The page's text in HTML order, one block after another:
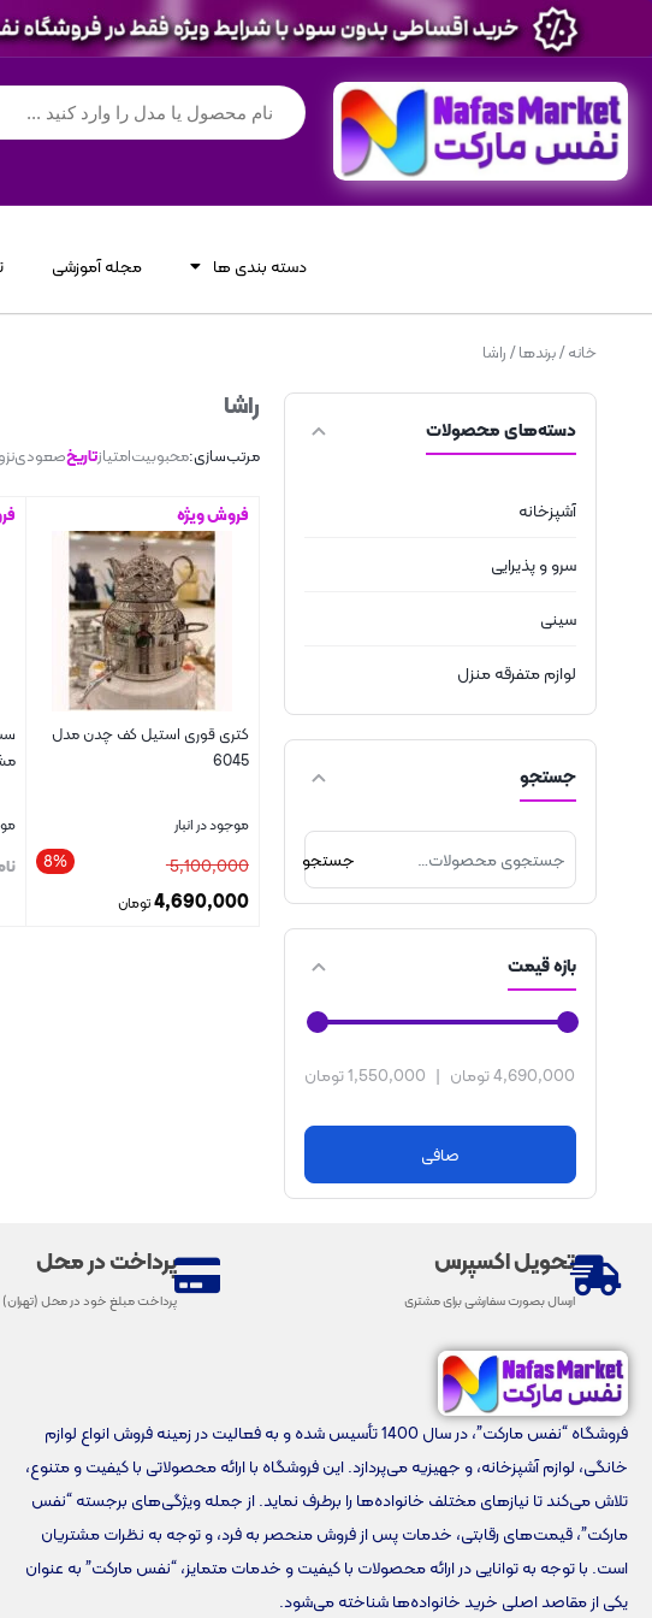
دسته بندی ها مجله آموزشی
خانه/ برندها / راشا
دسته‌های محصولات
آشپزخانه
سرو و پذیرایی
سینی
لوازم متفرقه منزل
جستجو
جستجو
بازه قیمت
1,550,000 تومان | 4,690,000 تومان
صافی
راشا
مرتب‌سازی:محبوبیتامتیازتاریخصعودی
فروش ویژه
کتری قوری استیل کف چدن مدل
6045
موجود در انبار
8% 5,100,000
4,690,000تومان
تحویل اکسپرس
ارسال بصورت سفارشی برای مشتری
پرداخت در محل
پرداخت مبلغ خود در محل (تهران)
فروشگاه “نفس مارکت”، در سال 1400 تأسیس شده و به فعالیت در زمینه فروش انواع لوازم
خانگی، لوازم آشپزخانه، و جهیزیه می‌پردازد. این فروشگاه با ارائه محصولاتی با کیفیت و متنوع،
تلاش می‌کند تا نیازهای مختلف خانواده‌ها را برطرف نماید. از جمله ویژگی‌های برجسته “نفس
مارکت”، قیمت‌های رقابتی، خدمات پس از فروش منحصر به فرد، و توجه به نظرات مشتریان
است. با توجه به توانایی در ارائه محصولات با کیفیت و خدمات متمایز، “نفس مارکت” به عنوان
یکی از مقاصد اصلی خرید خانواده‌ها شناخته می‌شود.